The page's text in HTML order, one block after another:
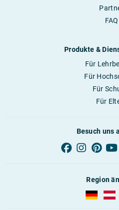
FAQ
Produkte &
Für
Für
Für
Für
Besuch uns
Region
AUBI-